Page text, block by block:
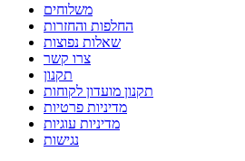
משלוחים
החלפות והחזרות
שאלות נפוצות
צרו קשר
תקנון
תקנון מועדון לקוחות
מדיניות פרטיות
מדיניות עוגיות
נגישות